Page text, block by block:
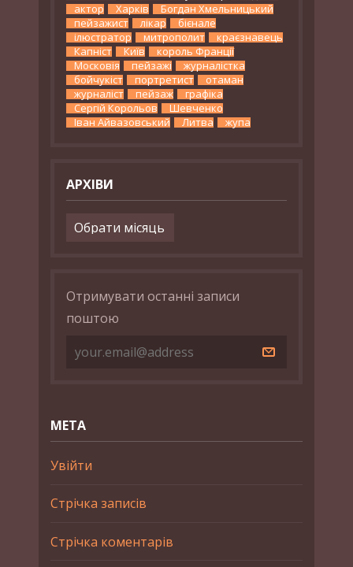
актор
Харків
Богдан Хмельницький
пейзажист
лікар
бієнале
ілюстратор
митрополит
краєзнавець
Капніст
Київ
король Франції
Московія
пейзажі
журналістка
бойчукіст
портретист
отаман
журналіст
пейзаж
графіка
Сергій Корольов
Шевченко
Іван Айвазовський
Литва жупа
АРХІВИ
Архіви
Отримувати останні записи
поштою
МЕТА
Увійти
Стрічка записів
Стрічка коментарів